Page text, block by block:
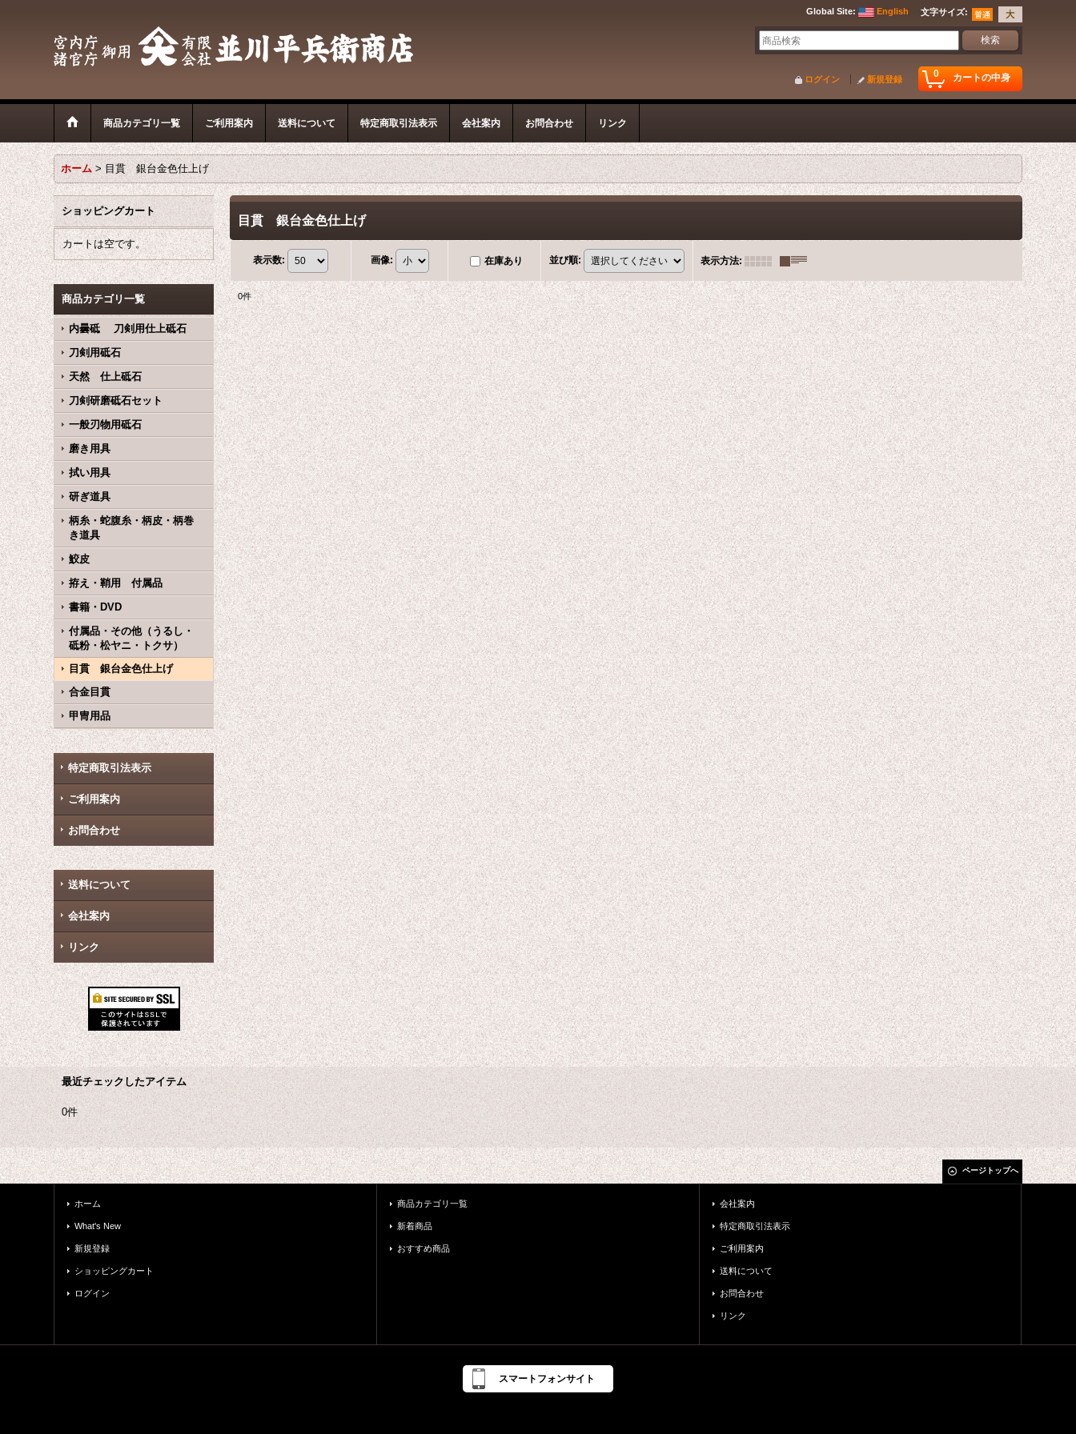
文字サイズ:
Global Site: English
0 カートの中身
ログイン 新規登録
商品カテゴリ一覧 ご利用案内 送料について 特定商取引法表示 会社案内 お問合わせ リンク
ホーム > 目貫 銀台金色仕上げ
ショッピングカート
カートは空です。
商品カテゴリ一覧
内曇砥 刀剣用仕上砥石
刀剣用砥石
天然 仕上砥石
刀剣研磨砥石セット
一般刃物用砥石
磨き用具
拭い用具
研ぎ道具
柄糸・蛇腹糸・柄皮・柄巻
き道具
鮫皮
拵え・鞘用 付属品
書籍・DVD
付属品・その他（うるし・
砥粉・松ヤニ・トクサ）
目貫 銀台金色仕上げ
合金目貫
甲冑用品
特定商取引法表示
ご利用案内
お問合わせ
送料について
会社案内
リンク
目貫 銀台金色仕上げ
表示数: 画像: 在庫あり 並び順: 表示方法:
0件
最近チェックしたアイテム
0件
ページトップへ
ホーム
What's New
新規登録
ショッピングカート
ログイン
商品カテゴリ一覧
新着商品
おすすめ商品
会社案内
特定商取引法表示
ご利用案内
送料について
お問合わせ
リンク
スマートフォンサイト